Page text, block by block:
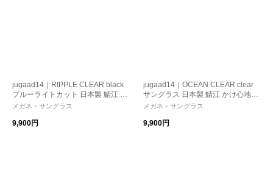
jugaad14｜RIPPLE CLEAR black
ブルーライトカット 日本製 鯖江 か
け心地 ストレスフリー 機能性レ
ホ向け 母の日 ギフト
メガネ・サングラス
9,900円
jugaad14｜OCEAN CLEAR clear
サングラス 日本製 鯖江 かけ心地
ストレスフリー 機能性レンズ 紫外
メガネ・サングラス
9,900円